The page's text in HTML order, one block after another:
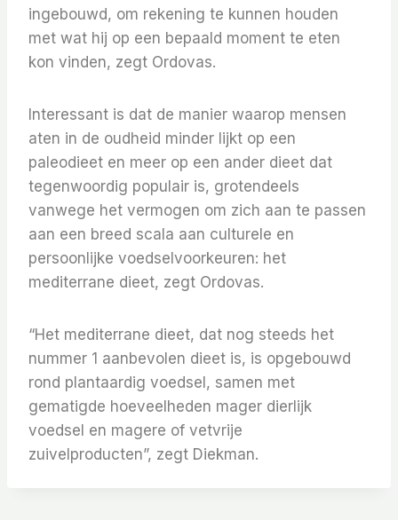
ingebouwd, om rekening te kunnen houden
met wat hij op een bepaald moment te eten
kon vinden, zegt Ordovas.
Interessant is dat de manier waarop mensen
aten in de oudheid minder lijkt op een
paleodieet en meer op een ander dieet dat
tegenwoordig populair is, grotendeels
vanwege het vermogen om zich aan te passen
aan een breed scala aan culturele en
persoonlijke voedselvoorkeuren: het
mediterrane dieet, zegt Ordovas.
“Het mediterrane dieet, dat nog steeds het
nummer 1 aanbevolen dieet is, is opgebouwd
rond plantaardig voedsel, samen met
gematigde hoeveelheden mager dierlijk
voedsel en magere of vetvrije
zuivelproducten”, zegt Diekman.